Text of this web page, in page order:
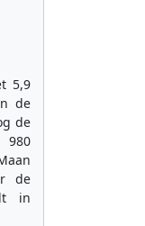
5,9
de
de
980
de
in